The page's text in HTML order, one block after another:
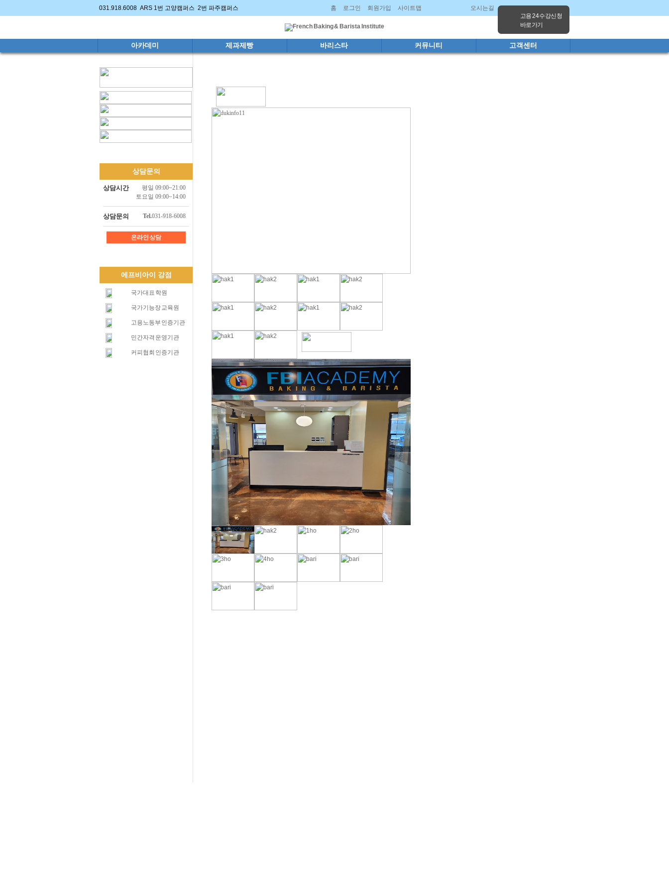
031.918.6008 ARS 1번 고양캠퍼스 2번 파주캠퍼스 홈 로그인 회원가입 사이트맵 오시는길 고양캠퍼스
파주캠퍼스
고용 24 수강신청
바로가기
아카데미 제과제빵 바리스타 커뮤니티 고객센터
상담문의
상담시간
평일 09:00~21:00
토요일 09:00~14:00
상담문의 Tel.031-918-6008
온라인 상담
에프비아이 강점
국가대표 학원
국가기능장 교육원
고용노동부 인증기관
민간자격 운영기관
커피협회 인증기관